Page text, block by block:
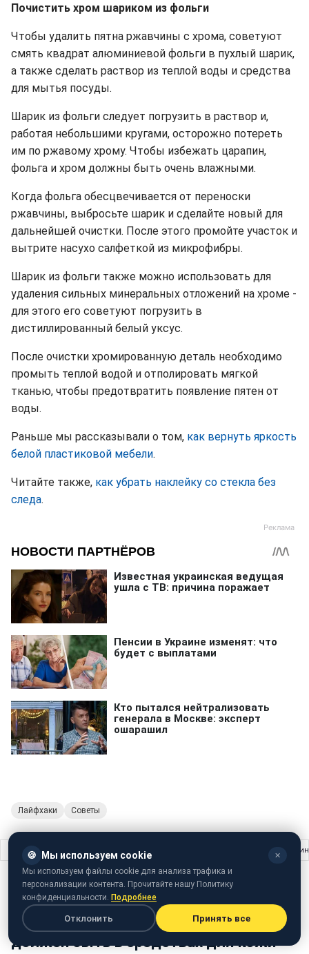
Почистить хром шариком из фольги
Чтобы удалить пятна ржавчины с хрома, советуют
смять квадрат алюминиевой фольги в пухлый шарик,
а также сделать раствор из теплой воды и средства
для мытья посуды.
Шарик из фольги следует погрузить в раствор и,
работая небольшими кругами, осторожно потереть
им по ржавому хрому. Чтобы избежать царапин,
фольга и хром должны быть очень влажными.
Когда фольга обесцвечивается от переноски
ржавчины, выбросьте шарик и сделайте новый для
дальнейшей очистки. После этого промойте участок и
вытрите насухо салфеткой из микрофибры.
Шарик из фольги также можно использовать для
удаления сильных минеральных отложений на хроме -
для этого его советуют погрузить в
дистиллированный белый уксус.
После очистки хромированную деталь необходимо
промыть теплой водой и отполировать мягкой
тканью, чтобы предотвратить появление пятен от
воды.
Раньше мы рассказывали о том, как вернуть яркость
белой пластиковой мебели.
Читайте также, как убрать наклейку со стекла без
следа.
Лайфхаки Советы
Главная › Разглаживает кожу и борется с морщинами: вот какой
07 августа 2024 · 18:01
Разглаживает кожу и борется с
морщинами: вот какой ингредиент
должен быть в средствах для кожи
🍪 Мы используем cookie ✕
Мы используем файлы cookie для анализа трафика и
персонализации контента. Прочитайте нашу Политику
конфиденциальности. Подробнее
Отклонить Принять все